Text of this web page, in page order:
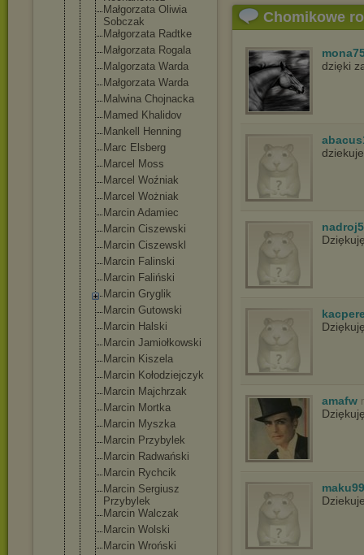
Małgorzata Oliwia
Sobczak
Małgorzata Radtke
Małgorzata Rogala
Malgorzata Warda
Małgorzata Warda
Malwina Chojnacka
Mamed Khalidov
Mankell Henning
Marc Elsberg
Marcel Moss
Marcel Woźniak
Marcel Wożniak
Marcin Adamiec
Marcin Ciszewski
Marcin Ciszewskl
Marcin Falinski
Marcin Faliński
Marcin Gryglik
Marcin Gutowski
Marcin Halski
Marcin Jamiołkowski
Marcin Kiszela
Marcin Kołodziejczyk
Marcin Majchrzak
Marcin Mortka
Marcin Myszka
Marcin Przybylek
Marcin Radwański
Marcin Rychcik
Marcin Sergiusz
Przybylek
Marcin Walczak
Marcin Wolski
Marcin Wroński
Chomikowe
dzięki
dziekuje
amafw
maku99